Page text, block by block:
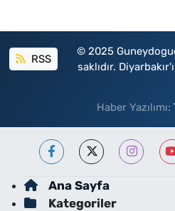
RSS
© 2025
saklıdır.
Haber Yazılımı:
Ana Sayfa
Kategoriler